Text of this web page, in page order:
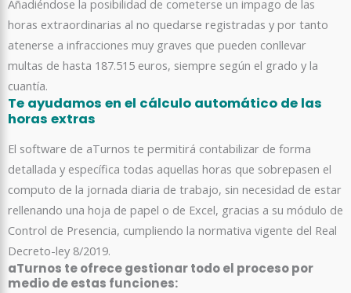
Añadiéndose la posibilidad de cometerse un impago de las
horas extraordinarias al no quedarse registradas y por tanto
atenerse a infracciones muy graves que pueden conllevar
multas de hasta 187.515 euros, siempre según el grado y la
cuantía.
Te ayudamos en el cálculo automático de las
horas extras
El software de aTurnos te permitirá contabilizar de forma
detallada y específica todas aquellas horas que sobrepasen el
computo de la jornada diaria de trabajo, sin necesidad de estar
rellenando una hoja de papel o de Excel, gracias a su módulo de
Control de Presencia, cumpliendo la normativa vigente del Real
Decreto-ley 8/2019.
aTurnos te ofrece gestionar todo el proceso por
medio de estas funciones: